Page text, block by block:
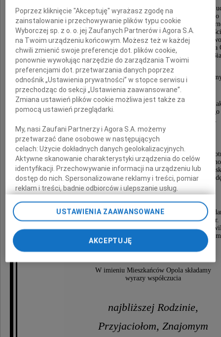
Jako przedstawiciel opolskich zakładów pracy brał
w historycznym spotkaniu w Gdańsku, podczas którego
decyzja o powołaniu związku zawodowego
Następnie przewodniczący opolskiej Solidarności
oraz wiceprzewodniczący zarządu Regionu. W stanie
internowany, a w wolnej Polsce członek Rady Miasta
pierwszej kadencji, zawsze wspierający Polaków na
inicjator powstania rad dzielnic.
Bez niego Opole nie byłoby miastem, jakie
Straciliśmy wspaniałego Człowieka, do ostatniej chwili
i zaangażowanego w Polskę i w region.
i wrażliwego społecznika kochającego Opole,
ale przede wszystkim ludzi.
Śp. Roman Kirstein zakładał Bank Pomocy
który w latach osiemdziesiątych ubiegłego wieku
niesieniem pomocy dla szykanowanych działaczy
Wrażliwość na ludzką krzywdę, cierpienie i
pozostała w nim do końca.
Wspólnie planowaliśmy otwarcie Izby Pamięci
z okazji 30. rocznicy wyborów czerwca 1989 r.
Śp. Roman Kirstein nie doczekał tej wielkiej
ale obiecujemy zawsze pamiętać o nim i o całym
jego wolnościowym dorobku.
W imieniu Mieszkańców Opola składamy
wyrazy współczucia
najbliższej Rodzinie,
Przyjaciołom, Znajomym
Poprzez kliknięcie "Akceptuję" wyrażasz zgodę na
zainstalowanie i przechowywanie plików typu cookie
Wyborczej sp. z o. o. jej Zaufanych Partnerów i Agora S.A.
na Twoim urządzeniu końcowym. Możesz też w każdej
chwili zmienić swoje preferencje dot. plików cookie,
ponownie wywołując narzędzie do zarządzania Twoimi
preferencjami dot. przetwarzania danych poprzez
odnośnik „Ustawienia prywatności” w stopce serwisu i
przechodząc do sekcji „Ustawienia zaawansowane”.
Zmiana ustawień plików cookie możliwa jest także za
pomocą ustawień przeglądarki.
My, nasi Zaufani Partnerzy i Agora S.A. możemy
przetwarzać dane osobowe w następujących
celach:Użycie dokładnych danych geolokalizacyjnych.
Aktywne skanowanie charakterystyki urządzenia do celów
identyfikacji. Przechowywanie informacji na urządzeniu lub
dostęp do nich. Spersonalizowane reklamy i treści, pomiar
reklam i treści, badnie odbiorców i ulepszanie usług.
USTAWIENIA ZAAWANSOWANE
AKCEPTUJĘ